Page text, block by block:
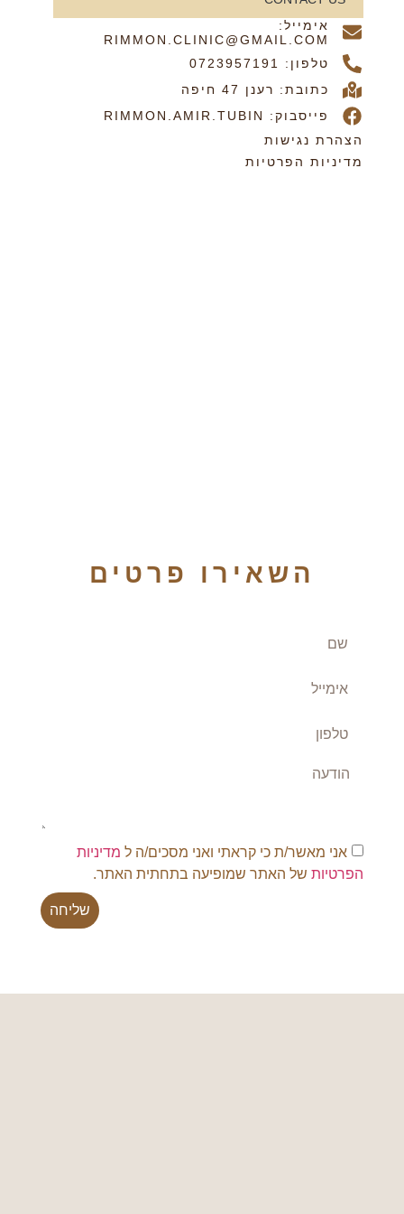
השאירו פרטים
אני מאשר/ת כי קראתי ואני מסכים/ה ל מדיניות
הפרטיותשל האתר שמופיעה בתחתית האתר.
שליחה
אימייל:
RIMMON.CLINIC@GMAIL.COM
טלפון: 0723957191
כתובת: רענן 47 חיפה
פייסבוק: RIMMON.AMIR.TUBIN
הצהרת נגישות
מדיניות הפרטיות